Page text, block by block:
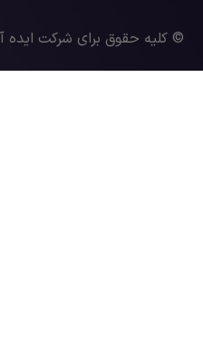
© کلیه حقوق برای شرکت ایده